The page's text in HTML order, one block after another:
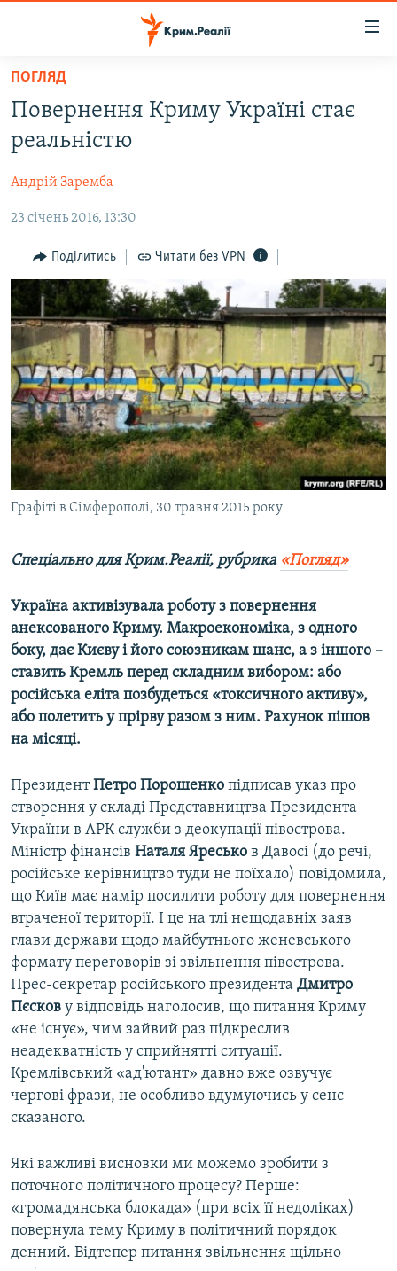
Перейти
основного
матеріалу
Перейти
до
навігації
Перейти
пошуку
ВОДА.КРИМ
ВІДЕО ТА ФОТО
ПОЛІТИКА
БЛОГИ
ПОГЛЯД
ІНТЕРВ'Ю
ВСЕ ЗА ДЕНЬ
СПЕЦПРОЕКТИ
ДЕПОРТАЦІЯ
ВІДЕОУРОКИ «ELIFBE»
СВІДЧЕННЯ ОКУПАЦІЇ
УКРАЇНСЬКА ПРОБЛЕМА КРИМУ
ІНФОГРАФІКА
ЯК ОБІЙТИ БЛОКУВАННЯ
Русский
Qırımtatar
ДОЛУЧАЙСЯ!
ПОГЛЯД
Повернення Криму Україні стає
реальністю
Андрій Заремба
23 січень 2016, 13:30
Поділитись Читати без VPN
Графіті в Сімферополі, 30 травня 2015 року
Спеціально для Крим.Реалії, рубрика «Погляд»
Україна активізувала роботу з повернення
анексованого Криму. Макроекономіка, з одного
боку, дає Києву і його союзникам шанс, а з іншого –
ставить Кремль перед складним вибором: або
російська еліта позбудеться «токсичного активу»,
або полетить у прірву разом з ним. Рахунок пішов
на місяці.
ПрезидентПетро Порошенко підписав указ про
створення у складі Представництва Президента
України в АРК служби з деокупації півострова.
Міністр фінансів Наталя Яресько в Давосі (до речі,
російське керівництво туди не поїхало) повідомила,
що Київ має намір посилити роботу для повернення
втраченої території. І це на тлі нещодавніх заяв
глави держави щодо майбутнього женевського
формату переговорів зі звільнення півострова.
Прес-секретар російського президента Дмитро
Пєсков у відповідь наголосив, що питання Криму
«не існує», чим зайвий раз підкреслив
неадекватність у сприйнятті ситуації.
Кремлівський «ад'ютант» давно вже озвучує
чергові фрази, не особливо вдумуючись у сенс
сказаного.
Які важливі висновки ми можемо зробити з
поточного політичного процесу? Перше:
«громадянська блокада» (при всіх її недоліках)
повернула тему Криму в політичний порядок
денний. Відтепер питання звільнення щільно